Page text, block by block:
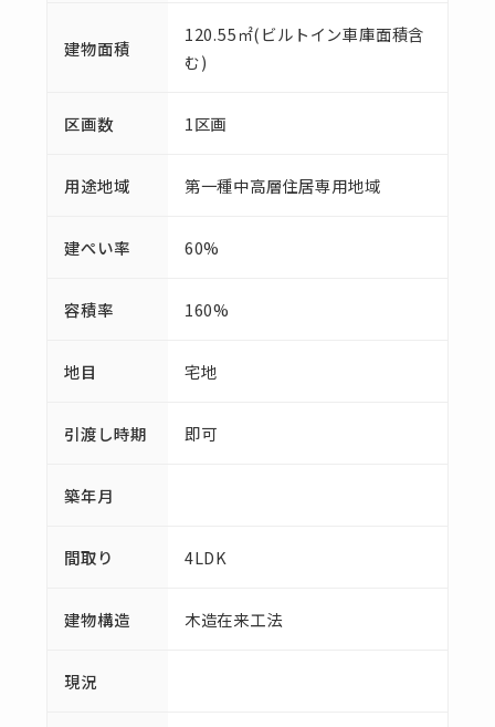
建物面積
120.55㎡(ビルトイン車庫面積含
む)
区画数 1区画
用途地域 第一種中高層住居専用地域
建ぺい率 60%
容積率 160%
地目 宅地
引渡し時期 即可
築年月
間取り 4LDK
建物構造 木造在来工法
現況